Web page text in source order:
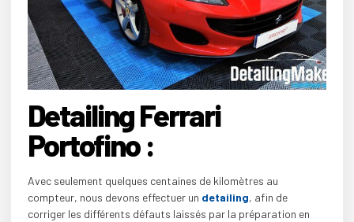
Detailing Ferrari
Portofino :
Avec seulement quelques centaines de kilomètres au
compteur, nous devons effectuer un detailing, afin de
corriger les différents défauts laissés par la préparation en